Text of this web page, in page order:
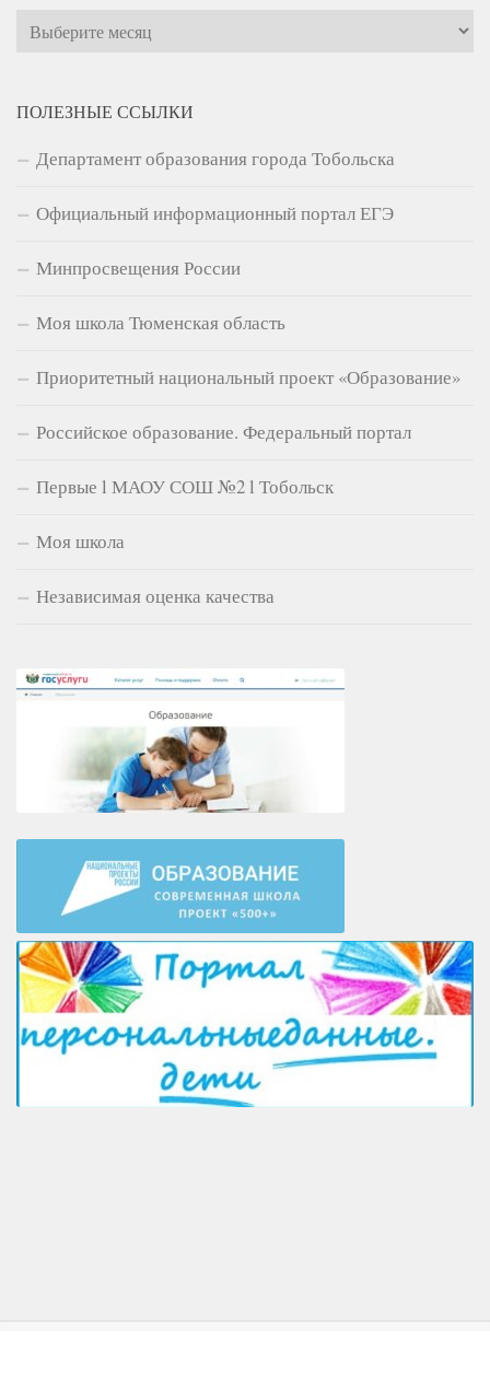
Архивы
ПОЛЕЗНЫЕ ССЫЛКИ
Департамент образования города Тобольска
Официальный информационный портал ЕГЭ
Минпросвещения России
Моя школа Тюменская область
Приоритетный национальный проект «Образование»
Российское образование. Федеральный портал
Первые l МАОУ СОШ №2 l Тобольск
Моя школа
Независимая оценка качества